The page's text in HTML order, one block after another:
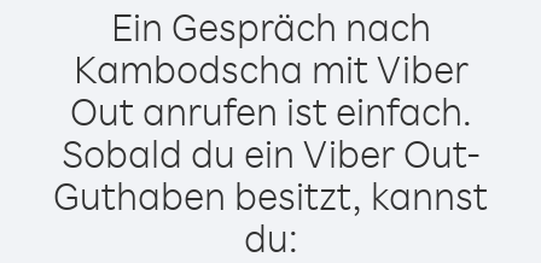
Ein Gespräch nach
Kambodscha mit Viber
Out anrufen ist einfach.
Sobald du ein Viber Out-
Guthaben besitzt, kannst
du: